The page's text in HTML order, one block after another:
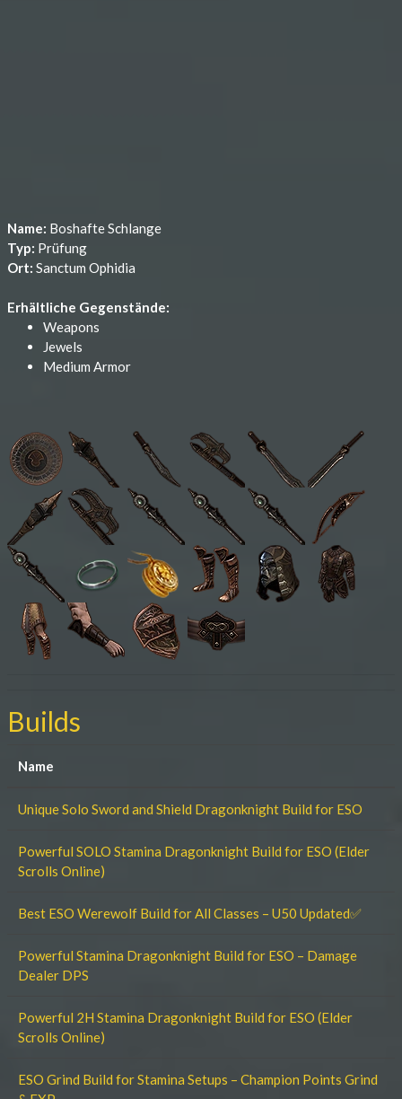
Name: Boshafte Schlange
Typ: Prüfung
Ort: Sanctum Ophidia
Erhältliche Gegenstände:
Weapons
Jewels
Medium Armor
Builds
Name
Unique Solo Sword and Shield Dragonknight Build for ESO
Powerful SOLO Stamina Dragonknight Build for ESO (Elder
Scrolls Online)
Best ESO Werewolf Build for All Classes – U50 Updated✅
Powerful Stamina Dragonknight Build for ESO – Damage
Dealer DPS
Powerful 2H Stamina Dragonknight Build for ESO (Elder
Scrolls Online)
ESO Grind Build for Stamina Setups – Champion Points Grind